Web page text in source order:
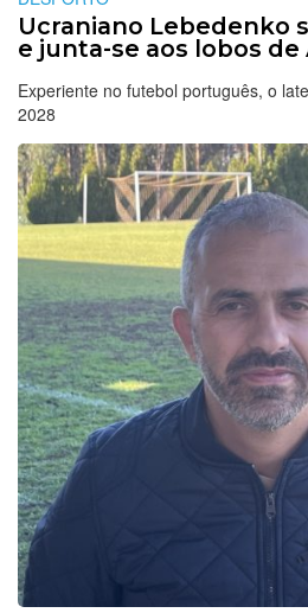
Ucraniano Lebedenko
e junta-se aos lobos de
Experiente no futebol português, o
2028